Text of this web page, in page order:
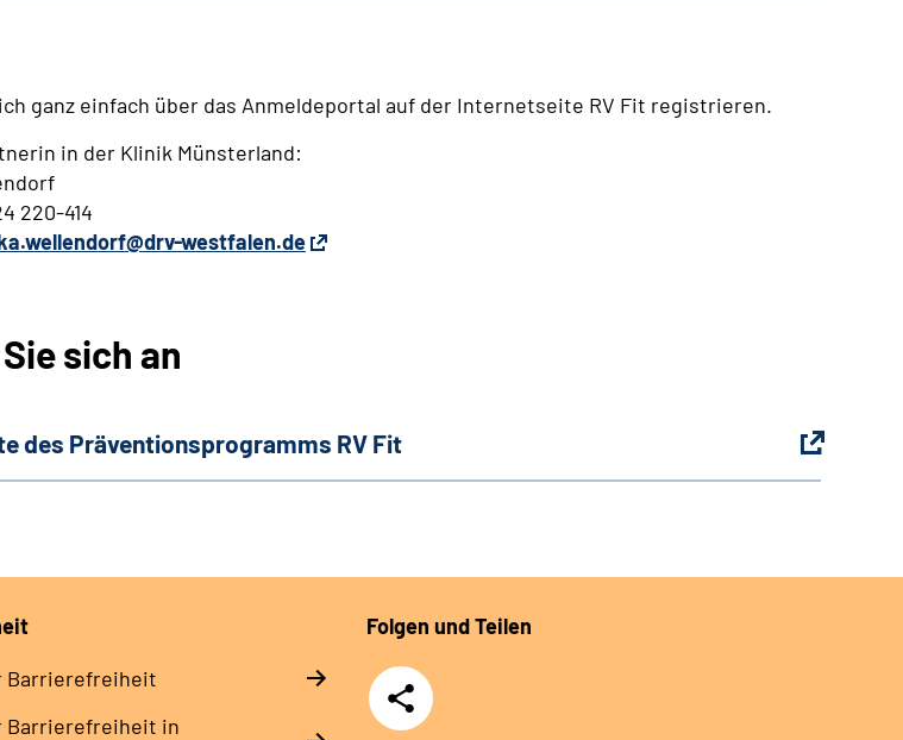
ganz einfach über das Anmeldeportal auf der Internetseite RV Fit registrieren.
in der Klinik Münsterland:
220-414
westfalen.de
sich an
des Präventionsprogramms RV Fit
Barrierefreiheit
Barrierefreiheit in
Folgen und Teilen
Teilen